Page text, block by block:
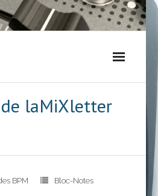
laMiXletter
BPM Bloc-Notes